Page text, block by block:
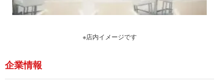
※店内イメージです
企業情報